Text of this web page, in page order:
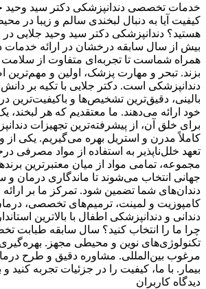
خدمات تخصصی دندانپزشکی دکتر سید وحید
کیفیت آیا به دنبال لبخندی سالم و زیبا در
هستید؟ دندانپزشکی دکتر سید وحید جلایی در
بیش از سال سابقه درخشان در ارائه خدمات
همراه شماست تا تجربه‌ای متفاوت از سلامت
بزند. تبحر و مهارت پزشک، اولین و
دندانپزشکی است. دکتر جلایی با تکیه بر
بالینی، دقیق‌ترین تشخیص‌ها و باکیفیت‌ترین
خود ارائه می‌دهند. ما معتقدیم که هر لبخند،
برای خلق آن، از پیشرفته‌ترین تجهیزات
کاملاً مدرن و استریل بهره می‌گیریم. یکی از
تعهد خلل‌ناپذیر به استفاده از مواد مصرفی
مجموعه، تمامی مواد از میان معتبرترین
جهانی انتخاب می‌شوند تا ماندگاری درمان و
دندان‌های شما تضمین شود. تمرکز ما بر
کامپوزیت و لمینت، ترمیم‌های تخصصی،
دندانی و دندانپزشکی اطفال با بالاترین
چرا ما را انتخاب کنید؟ سال سابقه طبابت
تکنولوژی‌های نوین و محیطی مجهز. بهره‌گیری
مرغوب بین‌المللی. مشاوره دقیق و طرح
بیمار. با ما، کیفیت را در جزئیات تجربه کنید و
دیدگاه کاربران